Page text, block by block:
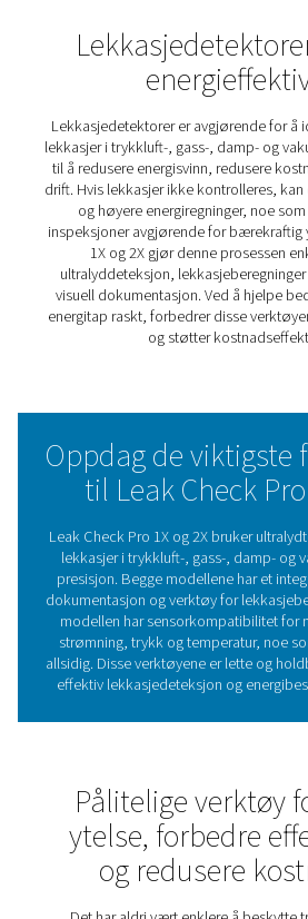
Lekkasjesjekk
Leak Check Pro 1X og 2X
av lekkasjer i trykkluft-, gass-,
avanserte verktøyene
og hjelper bedrifter med å
redusere energisvinn og
håndtering sikrer den effektiv
utfordrende miljøer.
Uansett om det gjelder å
systemets pålitelighet, tilbyr
støtte for å opprettholde topp
Lekkasjedetektorer er
lekkasjer i trykkluft-, gass-,
til å redusere energisvinn,
drift. Hvis lekkasjer ikke
og høyere